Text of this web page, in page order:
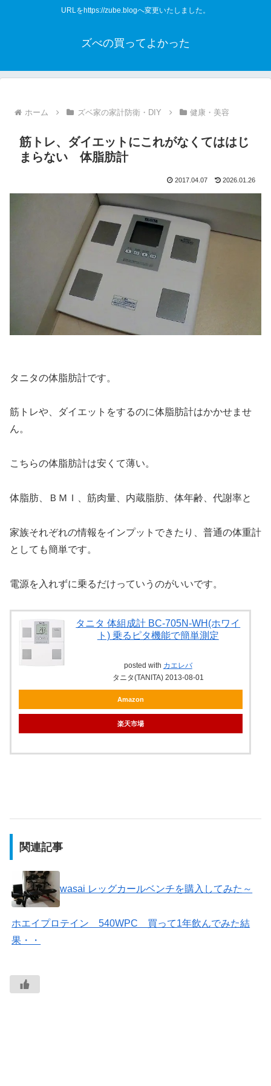
URLをhttps://zube.blogへ変更いたしました。
ズべの買ってよかった
ホーム ズベ家の家計防衛・DIY 健康・美容
筋トレ、ダイエットにこれがなくてははじ
まらない 体脂肪計
2017.04.07 2026.01.26
タニタの体脂肪計です。
筋トレや、ダイエットをするのに体脂肪計はかかせませ
ん。
こちらの体脂肪計は安くて薄い。
体脂肪、ＢＭＩ、筋肉量、内蔵脂肪、体年齢、代謝率と
家族それぞれの情報をインプットできたり、普通の体重計
としても簡単です。
電源を入れずに乗るだけっていうのがいいです。
タニタ 体組成計 BC-705N-WH(ホワイ
ト) 乗るピタ機能で簡単測定
posted with カエレバ
タニタ(TANITA) 2013-08-01
Amazon
楽天市場
関連記事
wasai レッグカールベンチを購入してみた～
ホエイプロテイン 540WPC 買って1年飲んでみた結
果・・